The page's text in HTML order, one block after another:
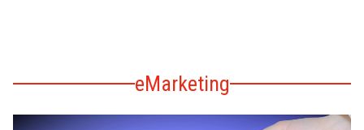
eMarketing